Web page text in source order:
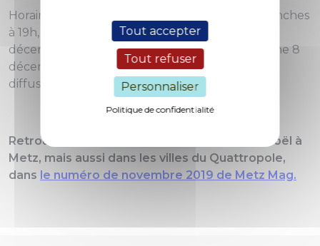
Tout accepter
Tout refuser
Personnaliser
Politique de confidentialité
Horaires : Les jeudis, vendredis, samedis et dimanches
à 19h, 19h30, 20h, 20h30 et 21h sauf : - Samedi 7
décembre, projections à 19h et 19h30 - Dimanche 8
décembre, pas de projection Durée 30 min 5
diffusions , dernière diffusion à 21h.
Retrouvez notre article sur les marchés de Noël à
Metz, mais aussi dans les villes du Quattropole,
dans le numéro de novembre 2019 de Metz Mag.